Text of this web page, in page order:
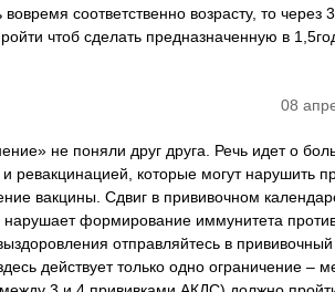
соответственно возрасту, то через
чтоб сделать предназначенную в
08
не поняли друг друга. Речь идет о
ревакцинацией, которые могут нарушить
вакцины. Сдвиг в прививочном
нарушает формирование иммунитета
отправляйтесь в прививочный
действует только одно ограничение –